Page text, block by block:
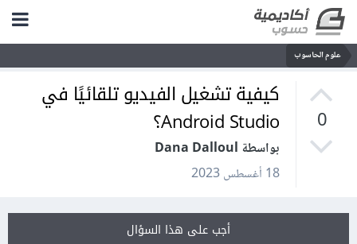
علوم الحاسوب
0
كيفية تشغيل الفيديو تلقائيًا في
Android Studio؟
بواسطة Dana Dalloul
18 أغسطس 2023
أجب على هذا السؤال